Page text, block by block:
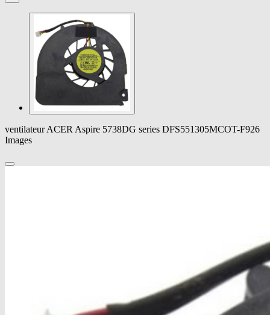
ventilateur ACER Aspire 5738DG series DFS551305MCOT-F926
Images